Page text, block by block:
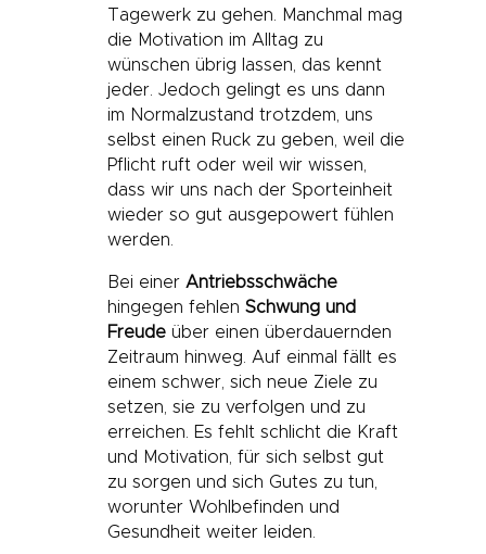
Tagewerk zu gehen. Manchmal mag
die Motivation im Alltag zu
wünschen übrig lassen, das kennt
jeder. Jedoch gelingt es uns dann
im Normalzustand trotzdem, uns
selbst einen Ruck zu geben, weil die
Pflicht ruft oder weil wir wissen,
dass wir uns nach der Sporteinheit
wieder so gut ausgepowert fühlen
werden.
Bei einer Antriebsschwäche
hingegen fehlen Schwung und
Freudeüber einen überdauernden
Zeitraum hinweg. Auf einmal fällt es
einem schwer, sich neue Ziele zu
setzen, sie zu verfolgen und zu
erreichen. Es fehlt schlicht die Kraft
und Motivation, für sich selbst gut
zu sorgen und sich Gutes zu tun,
worunter Wohlbefinden und
Gesundheit weiter leiden.